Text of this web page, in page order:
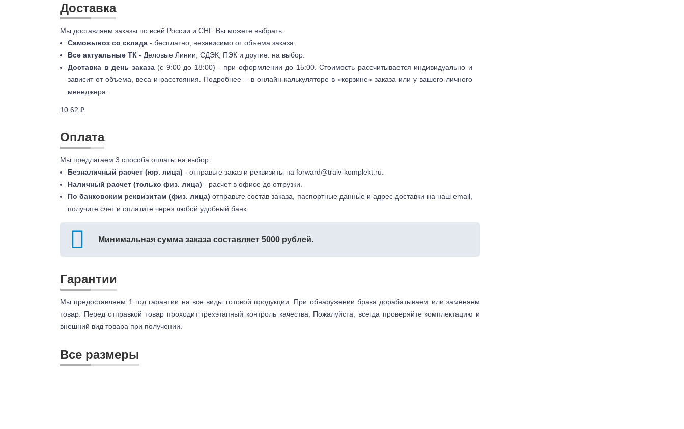
Доставка
Мы доставляем заказы по всей России и СНГ. Вы можете выбрать:
Самовывоз со склада - бесплатно, независимо от объема заказа.
Все актуальные ТК - Деловые Линии, СДЭК, ПЭК и другие. на выбор.
Доставка в день заказа(с 9:00 до 18:00) - при оформлении до 15:00. Стоимость рассчитывается индивидуально и
зависит от объема, веса и расстояния. Подробнее – в онлайн-калькуляторе в «корзине» заказа или у вашего личного
менеджера.
10.62 ₽
Оплата
Мы предлагаем 3 способа оплаты на выбор:
Безналичный расчет (юр. лица) - отправьте заказ и реквизиты на forward@traiv-komplekt.ru
Наличный расчет (только физ. лица) - расчет в офисе до отгрузки.
По банковским реквизитам (физ. лица) отправьте состав заказа, паспортные данные и адрес доставки на наш email,
получите счет и оплатите через любой удобный банк.
Минимальная сумма заказа составляет 5000 рублей.
Гарантии
Мы предоставляем 1 год гарантии на все виды готовой продукции. При обнаружении брака дорабатываем или заменяем
товар. Перед отправкой товар проходит трехэтапный контроль качества. Пожалуйста, всегда проверяйте комплектацию и
внешний вид товара при получении.
Все размеры